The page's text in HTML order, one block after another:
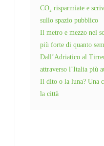
CO₂ risparmiate e
sullo spazio pubblico
Il metro e mezzo nel
più forte di quanto
Dall’Adriatico al
attraverso l’Italia più
Il dito o la luna? Una
la città